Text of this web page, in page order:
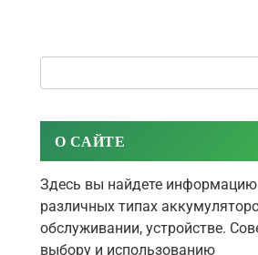
О САЙТЕ
Здесь вы найдете
различных типах
обслуживании, устройстве.
выбору и использованию